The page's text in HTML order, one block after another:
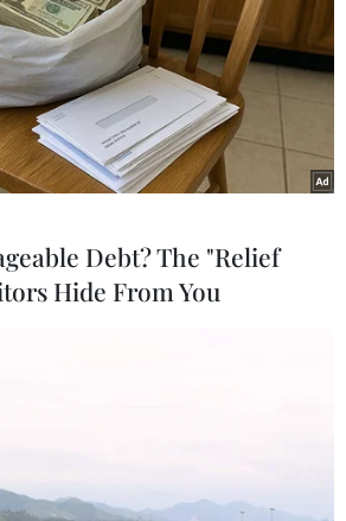
đoan “Cánh Hữu” tuyên bố
Debt? The "Relief
Hide From You